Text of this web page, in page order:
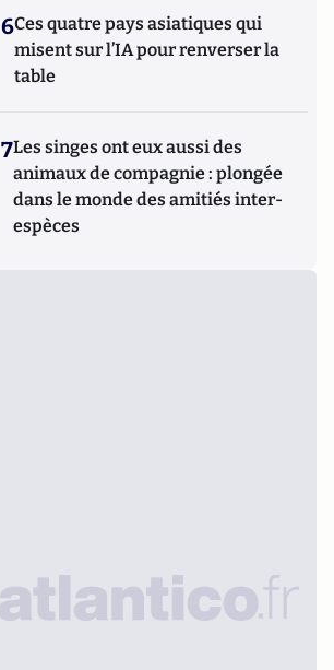
6Ces quatre pays asiatiques qui
misent sur l’IA pour renverser la
table
7Les singes ont eux aussi des
animaux de compagnie : plongée
dans le monde des amitiés inter-
espèces